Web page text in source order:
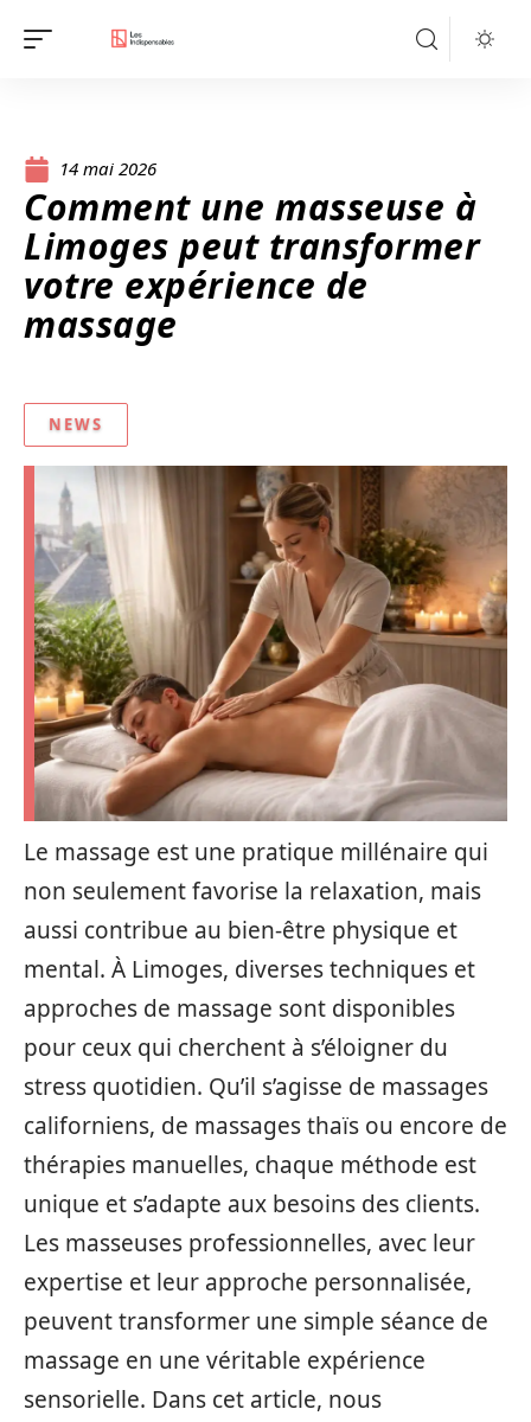
14 mai 2026
Comment une masseuse à
Limoges peut transformer
votre expérience de
massage
NEWS
Le massage est une pratique millénaire qui
non seulement favorise la relaxation, mais
aussi contribue au bien-être physique et
mental. À Limoges, diverses techniques et
approches de massage sont disponibles
pour ceux qui cherchent à s’éloigner du
stress quotidien. Qu’il s’agisse de massages
californiens, de massages thaïs ou encore de
thérapies manuelles, chaque méthode est
unique et s’adapte aux besoins des clients.
Les masseuses professionnelles, avec leur
expertise et leur approche personnalisée,
peuvent transformer une simple séance de
massage en une véritable expérience
sensorielle. Dans cet article, nous